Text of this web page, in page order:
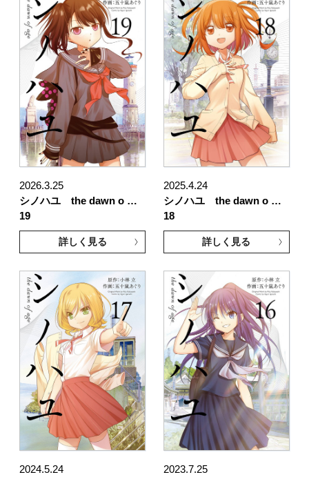
2026.3.25
シノハユ the dawn o …
19
詳しく見る
2025.4.24
シノハユ the dawn o …
18
詳しく見る
2024.5.24
2023.7.25